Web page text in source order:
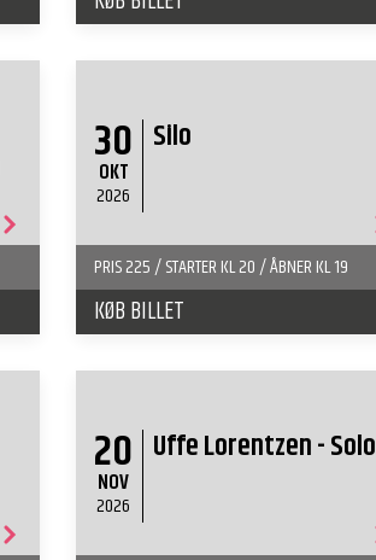
30
OKT
2026
Silo
PRIS 225 / STARTER KL 20 / ÅBNER KL 19
KØB BILLET
20
NOV
2026
Uffe Lorentzen - Solo